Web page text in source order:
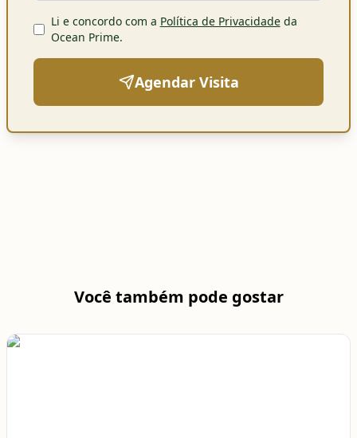
Li e concordo com a Política de Privacidadeda
Ocean Prime.
Agendar Visita
Você também pode gostar